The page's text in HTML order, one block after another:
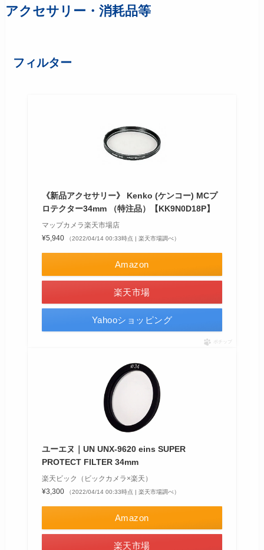
アクセサリー・消耗品等
フィルター
《新品アクセサリー》 Kenko (ケンコー) MCプ
ロテクター34mm （特注品）【KK9N0D18P】
マップカメラ楽天市場店
¥5,940
（2022/04/14 00:33時点 | 楽天市場調べ）
Amazon
楽天市場
Yahooショッピング
ポチップ
ユーエヌ｜UN UNX-9620 eins SUPER
PROTECT FILTER 34mm
楽天ビック（ビックカメラ×楽天）
¥3,300
（2022/04/14 00:33時点 | 楽天市場調べ）
Amazon
楽天市場